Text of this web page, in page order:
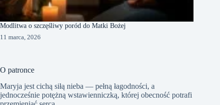
Modlitwa o szczęśliwy poród do Matki Bożej
11 marca, 2026
O patronce
Maryja jest cichą siłą nieba — pełną łagodności, a
jednocześnie potężną wstawienniczką, której obecność potrafi